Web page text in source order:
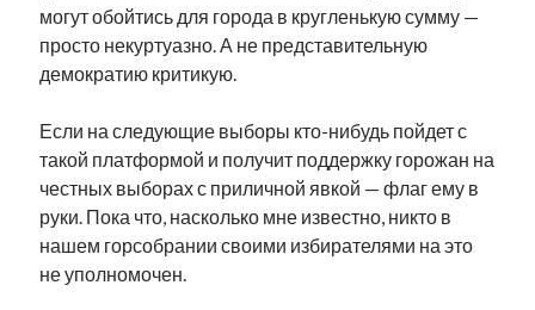
могут обойтись для города в кругленькую сумму —
просто некуртуазно. А не представительную
демократию критикую.
Если на следующие выборы кто-нибудь пойдет с
такой платформой и получит поддержку горожан на
честных выборах с приличной явкой — флаг ему в
руки. Пока что, насколько мне известно, никто в
нашем горсобрании своими избирателями на это
не уполномочен.